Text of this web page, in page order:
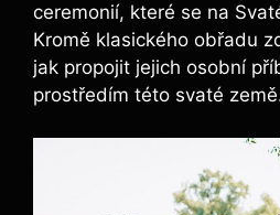
ceremonií, které se na
Kromě klasického obřadu
jak propojit jejich osobní
prostředím této svaté